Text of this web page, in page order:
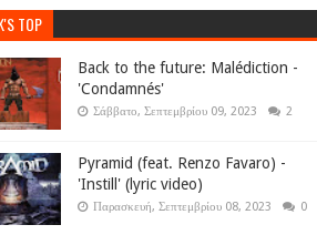
TOP
Back to the future: Malédiction -
'Condamnés'
Σάββατο, Σεπτεμβρίου 09, 2023 2
Pyramid (feat. Renzo Favaro) -
'Instill' (lyric video)
Παρασκευή, Σεπτεμβρίου 08, 2023 0